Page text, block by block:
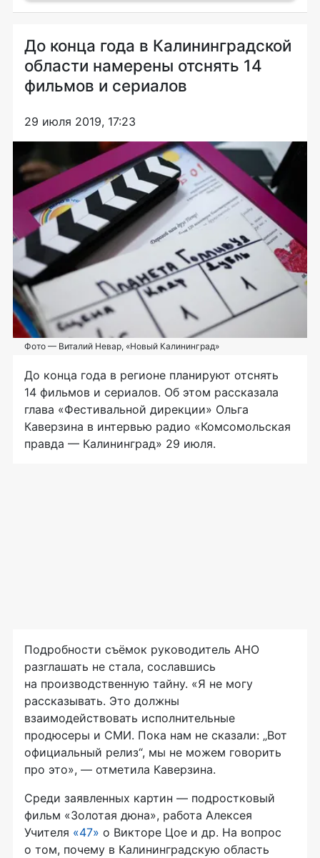
До конца года в Калининградской
области намерены отснять 14
фильмов и сериалов
29 июля 2019, 17:23
Фото — Виталий Невар, «Новый Калининград»
До конца года в регионе планируют отснять
14 фильмов и сериалов. Об этом рассказала
глава «Фестивальной дирекции» Ольга
Каверзина в интервью радио «Комсомольская
правда — Калининград» 29 июля.
Подробности съёмок руководитель АНО
разглашать не стала, сославшись
на производственную тайну. «Я не могу
рассказывать. Это должны
взаимодействовать исполнительные
продюсеры и СМИ. Пока нам не сказали: „Вот
официальный релиз“, мы не можем говорить
про это», — отметила Каверзина.
Среди заявленных картин — подростковый
фильм «Золотая дюна», работа Алексея
Учителя «47» о Викторе Цое и др. На вопрос
о том, почему в Калининградскую область